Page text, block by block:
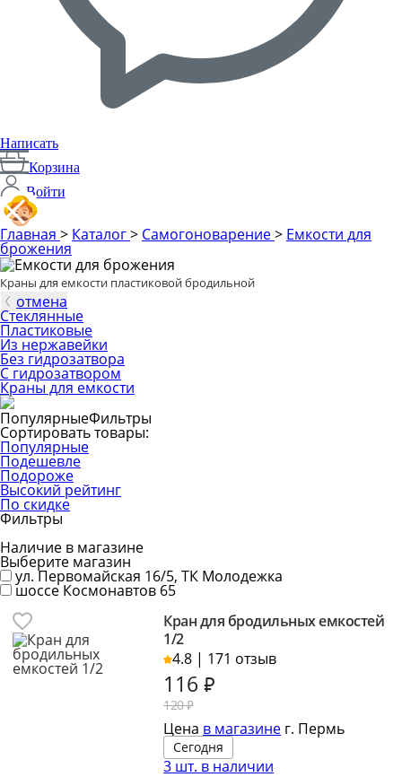
Написать
Корзина
Войти
Производим с 2014 года
2
Главная > Каталог> Самогоноварение> Емкости для
брожения
Краны для емкости пластиковой бродильной
отмена
Стеклянные
Пластиковые
Из нержавейки
Без гидрозатвора
С гидрозатвором
Краны для емкости
ПопулярныеФильтры
Сортировать товары:
Популярные
Подешевле
Подороже
Высокий рейтинг
По скидке
Фильтры
Наличие в магазине
Выберите магазин
ул. Первомайская 16/5, ТК Молодежка
шоссе Космонавтов 65
Кран для бродильных емкостей
1/2
4.8 | 171 отзыв
116₽
120 ₽
Цена в магазине г. Пермь
Сегодня
3 шт. в наличии